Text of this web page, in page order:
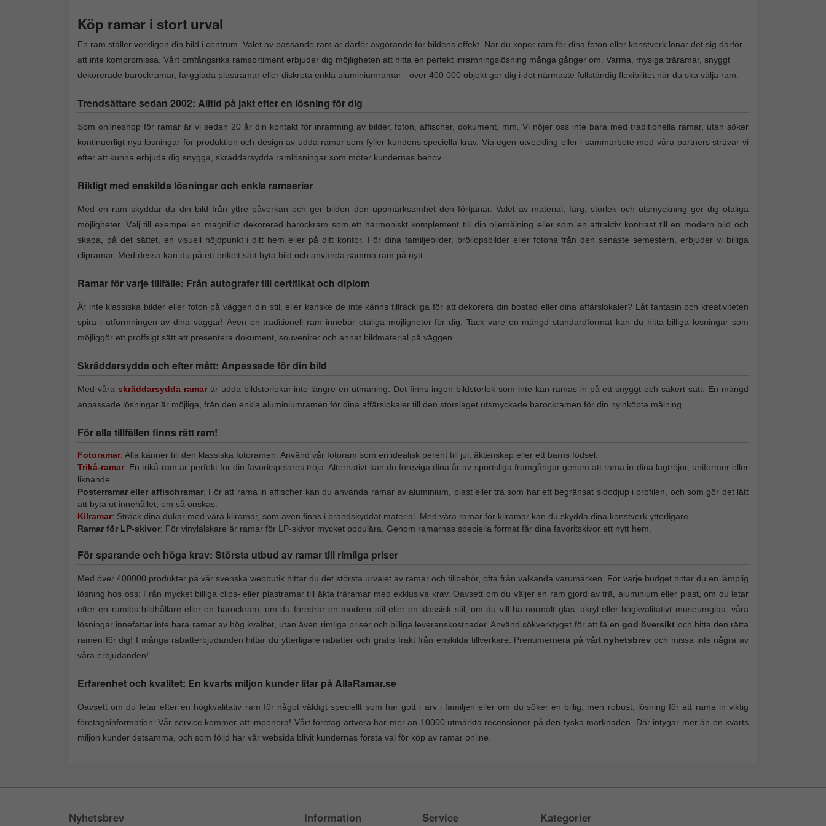
Köp ramar i stort urval
En ram ställer verkligen din bild i centrum. Valet av passande ram är därför avgörande för bildens effekt. När du köper ram för dina foton eller konstverk lönar det sig därför
att inte kompromissa. Vårt omfångsrika ramsortiment erbjuder dig möjligheten att hitta en perfekt inramningslösning många gånger om. Varma, mysiga träramar, snyggt
dekorerade barockramar, färgglada plastramar eller diskreta enkla aluminiumramar - över 400 000 objekt ger dig i det närmaste fullständig flexibilitet när du ska välja ram.
Trendsättare sedan 2002: Alltid på jakt efter en lösning för dig
Som onlineshop för ramar är vi sedan 20 år din kontakt för inramning av bilder, foton, affischer, dokument, mm. Vi nöjer oss inte bara med traditionella ramar, utan söker
kontinuerligt nya lösningar för produktion och design av udda ramar som fyller kundens speciella krav. Via egen utveckling eller i sammarbete med våra partners strävar vi
efter att kunna erbjuda dig snygga, skräddarsydda ramlösningar som möter kundernas behov.
Rikligt med enskilda lösningar och enkla ramserier
Med en ram skyddar du din bild från yttre påverkan och ger bilden den uppmärksamhet den förtjänar. Valet av material, färg, storlek och utsmyckning ger dig otaliga
möjligheter. Välj till exempel en magnifikt dekorerad barockram som ett harmoniskt komplement till din oljemålning eller som en attraktiv kontrast till en modern bild och
skapa, på det sättet, en visuell höjdpunkt i ditt hem eller på ditt kontor. För dina familjebilder, bröllopsbilder eller fotona från den senaste semestern, erbjuder vi billiga
clipramar. Med dessa kan du på ett enkelt sätt byta bild och använda samma ram på nytt.
Ramar för varje tillfälle: Från autografer till certifikat och diplom
Är inte klassiska bilder eller foton på väggen din stil, eller kanske de inte känns tillräckliga för att dekorera din bostad eller dina affärslokaler? Låt fantasin och kreativiteten
spira i utformningen av dina väggar! Även en traditionell ram innebär otaliga möjligheter för dig: Tack vare en mängd standardformat kan du hitta billiga lösningar som
möjliggör ett proffsigt sätt att presentera dokument, souvenirer och annat bildmaterial på väggen.
Skräddarsydda och efter mått: Anpassade för din bild
Med våra skräddarsydda ramar är udda bildstorlekar inte längre en utmaning. Det finns ingen bildstorlek som inte kan ramas in på ett snyggt och säkert sätt. En mängd
anpassade lösningar är möjliga, från den enkla aluminiumramen för dina affärslokaler till den storslaget utsmyckade barockramen för din nyinköpta målning.
För alla tillfällen finns rätt ram!
Fotoramar: Alla känner till den klassiska fotoramen. Använd vår fotoram som en idealisk perent till jul, äktenskap eller ett barns födsel.
Trikå-ramar: En trikå-ram är perfekt för din favoritspelares tröja. Alternativt kan du föreviga dina år av sportsliga framgångar genom att rama in dina lagtröjor, uniformer eller
liknande.
Posterramar eller affischramar: För att rama in affischer kan du använda ramar av aluminium, plast eller trä som har ett begränsat sidodjup i profilen, och som gör det lätt
att byta ut innehållet, om så önskas.
Kilramar: Sträck dina dukar med våra kilramar, som även finns i brandskyddat material. Med våra ramar för kilramar kan du skydda dina konstverk ytterligare.
Ramar för LP-skivor: För vinylälskare är ramar för LP-skivor mycket populära. Genom ramarnas speciella format får dina favoritskivor ett nytt hem.
För sparande och höga krav: Största utbud av ramar till rimliga priser
Med över 400000 produkter på vår svenska webbutik hittar du det största urvalet av ramar och tillbehör, ofta från välkända varumärken. För varje budget hittar du en lämplig
lösning hos oss: Från mycket billiga clips- eller plastramar till äkta träramar med exklusiva krav. Oavsett om du väljer en ram gjord av trä, aluminium eller plast, om du letar
efter en ramlös bildhållare eller en barockram, om du föredrar en modern stil eller en klassisk stil, om du vill ha normalt glas, akryl eller högkvalitativt museumglas- våra
lösningar innefattar inte bara ramar av hög kvalitet, utan även rimliga priser och billiga leveranskostnader. Använd sökverktyget för att få engod översikt och hitta den rätta
ramen för dig! I många rabatterbjudanden hittar du ytterligare rabatter och gratis frakt från enskilda tillverkare. Prenumernera på vårt nyhetsbrev och missa inte några av
våra erbjudanden!
Erfarenhet och kvalitet: En kvarts miljon kunder litar på AllaRamar.se
Oavsett om du letar efter en högkvalitativ ram för något väldigt speciellt som har gott i arv i familjen eller om du söker en billig, men robust, lösning för att rama in viktig
företagsinformation: Vår service kommer att imponera! Vårt företag artvera har mer än 10000 utmärkta recensioner på den tyska marknaden. Där intygar mer än en kvarts
miljon kunder detsamma, och som följd har vår websida blivit kundernas första val för köp av ramar online.
Nyhetsbrev Information Service Kategorier